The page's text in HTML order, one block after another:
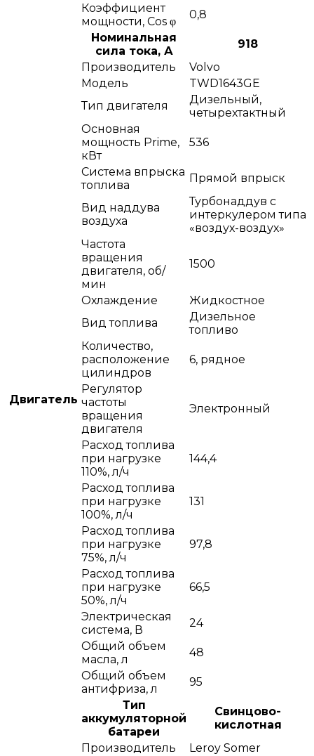
Коэффициент
мощности, Сos φ
0,8
Номинальная
сила тока, А
918
Двигатель
Производитель
Volvo
Модель
TWD1643GE
Тип двигателя
Дизельный,
четырехтактный
Основная
мощность Prime,
кВт
536
Система впрыска
топлива
Прямой впрыск
Вид наддува
воздуха
Турбонаддув с
интеркулером типа
«воздух-воздух»
Частота
вращения
двигателя, об/
мин
1500
Охлаждение
Жидкостное
Вид топлива
Дизельное
топливо
Количество,
расположение
цилиндров
6, рядное
Регулятор
частоты
вращения
двигателя
Электронный
Расход топлива
при нагрузке
110%, л/ч
144,4
Расход топлива
при нагрузке
100%, л/ч
131
Расход топлива
при нагрузке
75%, л/ч
97,8
Расход топлива
при нагрузке
50%, л/ч
66,5
Электрическая
система, В
24
Общий объем
масла, л
48
Общий объем
антифриза, л
95
Тип
аккумуляторной
батареи
Cвинцово-
кислотная
Производитель
Leroy Somer